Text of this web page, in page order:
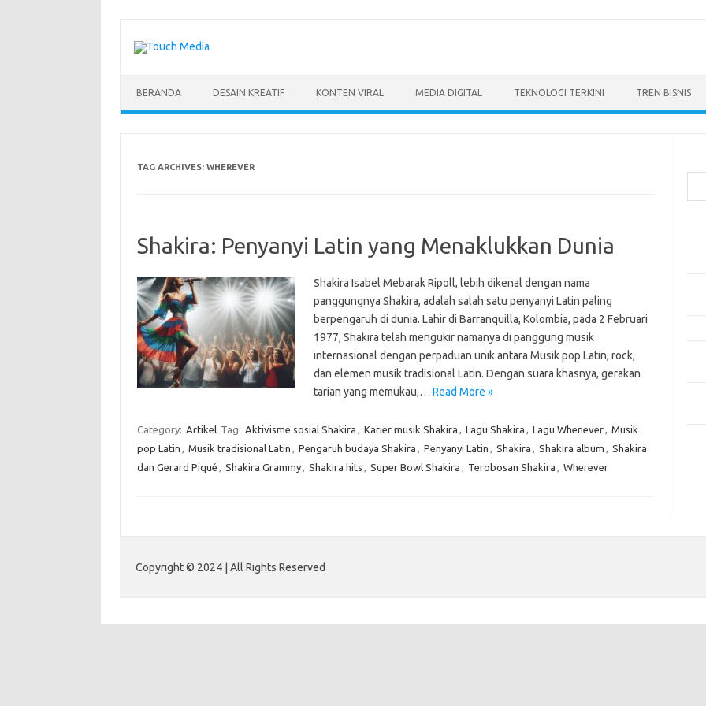
content
BERANDA DESAIN KREATIF KONTEN VIRAL MEDIA DIGITAL TEKNOLOGI TERKINI TREN BISNIS
TAG ARCHIVES: WHEREVER
Shakira: Penyanyi Latin yang Menaklukkan Dunia
Shakira Isabel Mebarak Ripoll, lebih dikenal dengan nama
panggungnya Shakira, adalah salah satu penyanyi Latin paling
berpengaruh di dunia. Lahir di Barranquilla, Kolombia, pada 2 Februari
1977, Shakira telah mengukir namanya di panggung musik
internasional dengan perpaduan unik antara Musik pop Latin, rock,
dan elemen musik tradisional Latin. Dengan suara khasnya, gerakan
tarian yang memukau,… Read More »
Category: Artikel Tag: Aktivisme sosial Shakira , Karier musik Shakira , Lagu Shakira , Lagu Whenever, Musik
pop Latin , Musik tradisional Latin , Pengaruh budaya Shakira , Penyanyi Latin , Shakira , Shakira album , Shakira
dan Gerard Piqué , Shakira Grammy, Shakira hits , Super Bowl Shakira , Terobosan Shakira , Wherever
Copyright © 2024 | All Rights Reserved